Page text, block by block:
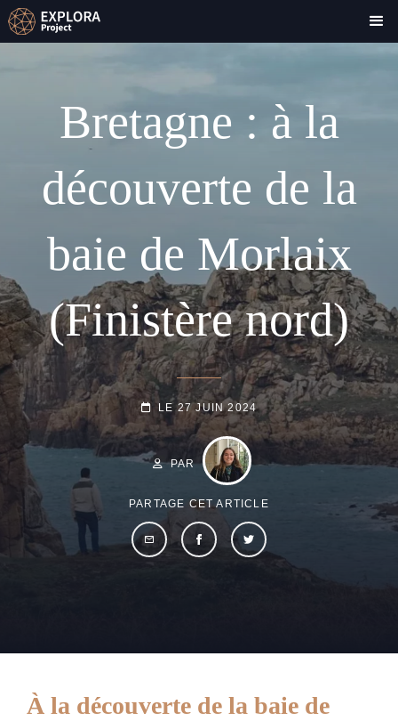
Bretagne : à la
découverte de la
baie de Morlaix
(Finistère nord)
POSTED-
ON
LE 27 JUIN 2024
BY
LINE
BYLINE
PAR
PARTAGE CET ARTICLE
À la découverte de la baie de